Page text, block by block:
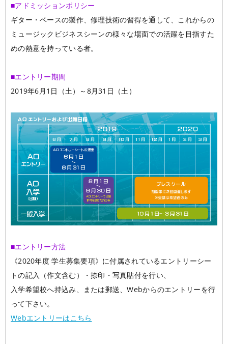
■アドミッションポリシー
ギター・ベースの製作、修理技術の習得を通して、これからの
ミュージックビジネスシーンの様々な場面での活躍を目指すた
めの熱意を持っている者。
■エントリー期間
2019年6月1日（土）～8月31日（土）
■エントリー方法
《2020年度 学生募集要項》に付属されているエントリーシー
トの記入（作文含む）・捺印・写真貼付を行い、
入学希望校へ持込み、または郵送、Webからのエントリーを行
って下さい。
Webエントリーはこちら